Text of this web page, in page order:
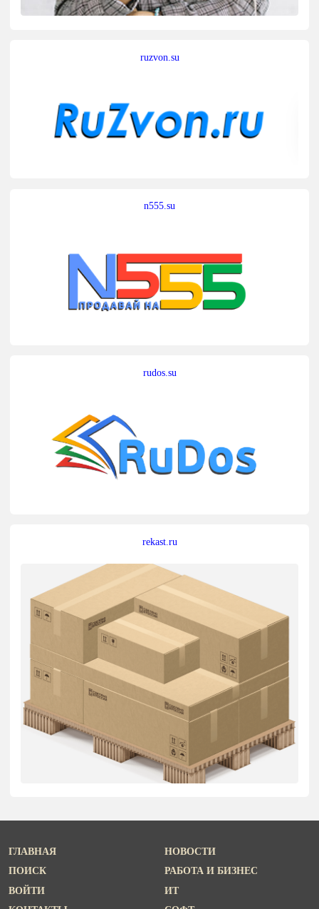
ruzvon.su
n555.su
rudos.su
rekast.ru
ГЛАВНАЯ
ПОИСК
ВОЙТИ
НОВОСТИ
РАБОТА И БИЗНЕС
ИТ